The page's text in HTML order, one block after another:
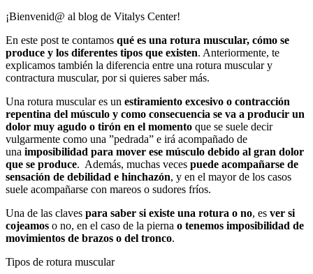
¡Bienvenid@ al blog de Vitalys Center!
En este post te contamos qué es una rotura muscular, cómo se
produce y los diferentes tipos que existen. Anteriormente, te
explicamos también la diferencia entre una rotura muscular y
contractura muscular, por si quieres saber más.
Una rotura muscular es un estiramiento excesivo o contracción
repentina del músculo y como consecuencia se va a producir un
dolor muy agudo o tirón en el momento que se suele decir
vulgarmente como una ”pedrada” e irá acompañado de
una imposibilidad para mover ese músculo debido al gran dolor
que se produce. Además, muchas veces puede acompañarse de
sensación de debilidad e hinchazón, y en el mayor de los casos
suele acompañarse con mareos o sudores fríos.
Una de las claves para saber si existe una rotura o no, es ver si
cojeamos o no, en el caso de la pierna o tenemos imposibilidad de
movimientos de brazos o del tronco.
Tipos de rotura muscular